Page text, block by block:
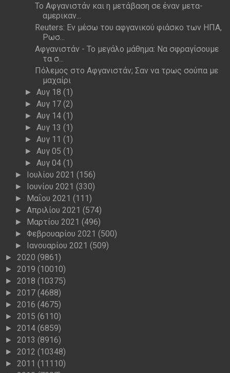
Το Αφγανιστάν και η μετάβαση σε έναν μετα-
αμερικαν...
Reuters: Εν μέσω του αφγανικού φιάσκο των ΗΠΑ,
Ρωσ...
Αφγανιστάν - Το μεγάλο μάθημα: Να σφραγίσουμε
τα σ...
Πόλεμος στο Αφγανιστάν; Σαν να τρως σούπα με
μαχαίρι
►Αυγ 18(1)
►Αυγ 17(2)
►Αυγ 14(1)
►Αυγ 13(1)
►Αυγ 11(1)
►Αυγ 05(1)
►Αυγ 04(1)
► Ιουλίου 2021(156)
► Ιουνίου 2021(330)
► Μαΐου 2021(111)
►Απριλίου 2021(574)
► Μαρτίου 2021(496)
►Φεβρουαρίου 2021(500)
► Ιανουαρίου 2021(509)
► 2020 (9861)
► 2019 (10010)
► 2018 (10375)
► 2017 (4688)
► 2016 (4675)
► 2015 (6110)
► 2014 (6859)
► 2013 (8916)
► 2012 (10348)
► 2011 (11110)